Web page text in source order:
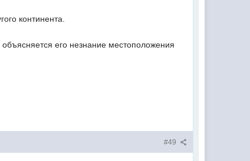
континента.
его незнание местоположения
#49